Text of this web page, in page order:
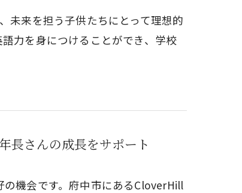
未来を担う子供たちにとって理想的
力を身につけることができ、学校
長さんの成長をサポート
機会です。府中市にあるCloverHill